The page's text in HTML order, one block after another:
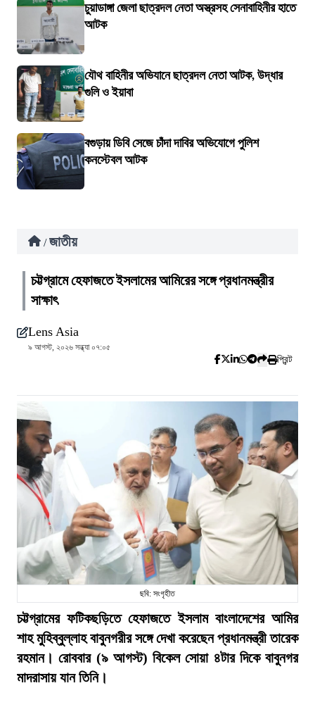
চুয়াডাঙ্গা জেলা ছাত্রদল নেতা অস্ত্রসহ সেনাবাহিনীর হাতে
আটক
যৌথ বাহিনীর অভিযানে ছাত্রদল নেতা আটক, উদ্ধার
গুলি ও ইয়াবা
বগুড়ায় ডিবি সেজে চাঁদা দাবির অভিযোগে পুলিশ
কনস্টেবল আটক
/ জাতীয়
চট্টগ্রামে হেফাজতে ইসলামের আমিরের সঙ্গে প্রধানমন্ত্রীর
সাক্ষাৎ
Lens Asia
৯ আগস্ট, ২০২৬ সন্ধ্যা ০৭:০৫
প্রিন্ট
ছবি: সংগৃহীত
চট্টগ্রামের ফটিকছড়িতে হেফাজতে ইসলাম বাংলাদেশের আমির
শাহ মুহিব্বুল্লাহ বাবুনগরীর সঙ্গে দেখা করেছেন প্রধানমন্ত্রী তারেক
রহমান। রোববার (৯ আগস্ট) বিকেল সোয়া ৪টার দিকে বাবুনগর
মাদরাসায় যান তিনি।